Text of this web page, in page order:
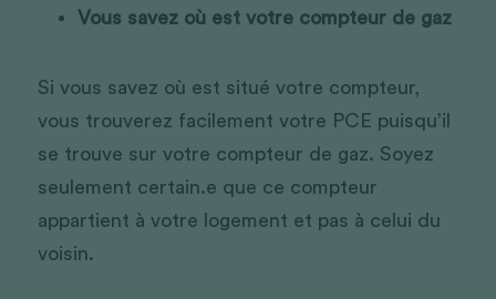
Vous savez où est votre compteur de gaz
Si vous savez où est situé votre compteur,
vous trouverez facilement votre PCE puisqu’il
se trouve sur votre compteur de gaz. Soyez
seulement certain.e que ce compteur
appartient à votre logement et pas à celui du
voisin.